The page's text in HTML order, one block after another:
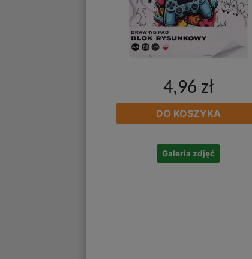
4,96 zł
DO KOSZYKA
Galeria zdjęć